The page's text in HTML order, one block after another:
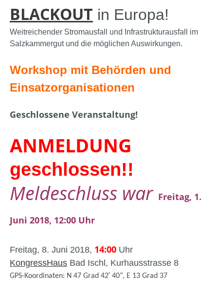
BLACKOUT in Europa!
Weitreichender Stromausfall und Infrastrukturausfall im
Salzkammergut und die möglichen Auswirkungen.
Workshop mit Behörden und
Einsatzorganisationen
Geschlossene Veranstaltung!
ANMELDUNG
geschlossen!!
Meldeschluss war Freitag, 1.
Juni 2018, 12:00 Uhr
Freitag, 8. Juni 2018, 14:00 Uhr
KongressHaus Bad Ischl, Kurhausstrasse 8
GPS-Koordinaten: N 47 Grad 42′ 40“, E 13 Grad 37